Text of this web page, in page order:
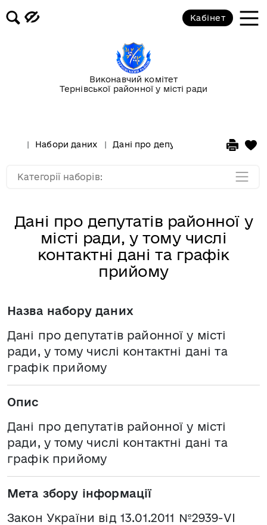
Виконавчий комітет
Тернівської районної у місті ради
Кабінет
Набори даних Дані про депутатів районної у
Дані про депутатів районної у
місті ради, у тому числі
контактні дані та графік
прийому
Назва набору даних
Дані про депутатів районної у місті
ради, у тому числі контактні дані та
графік прийому
Опис
Дані про депутатів районної у місті
ради, у тому числі контактні дані та
графік прийому
Мета збору інформації
Закон України від 13.01.2011 №2939-VI
Категорії наборів: